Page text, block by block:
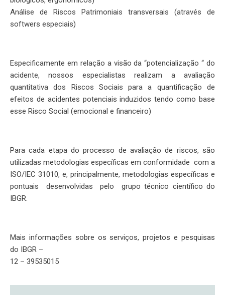
Análise de Riscos Patrimoniais transversais (através de
softwers especiais)
Especificamente em relação a visão da “potencialização “ do
acidente, nossos especialistas realizam a avaliação
quantitativa dos Riscos Sociais para a quantificação de
efeitos de acidentes potenciais induzidos tendo como base
esse Risco Social (emocional e financeiro)
Para cada etapa do processo de avaliação de riscos, são
utilizadas metodologias específicas em conformidade com a
ISO/IEC 31010, e, principalmente, metodologias específicas e
pontuais desenvolvidas pelo grupo técnico científico do
IBGR.
Mais informações sobre os serviços, projetos e pesquisas
do IBGR –
12 – 39535015